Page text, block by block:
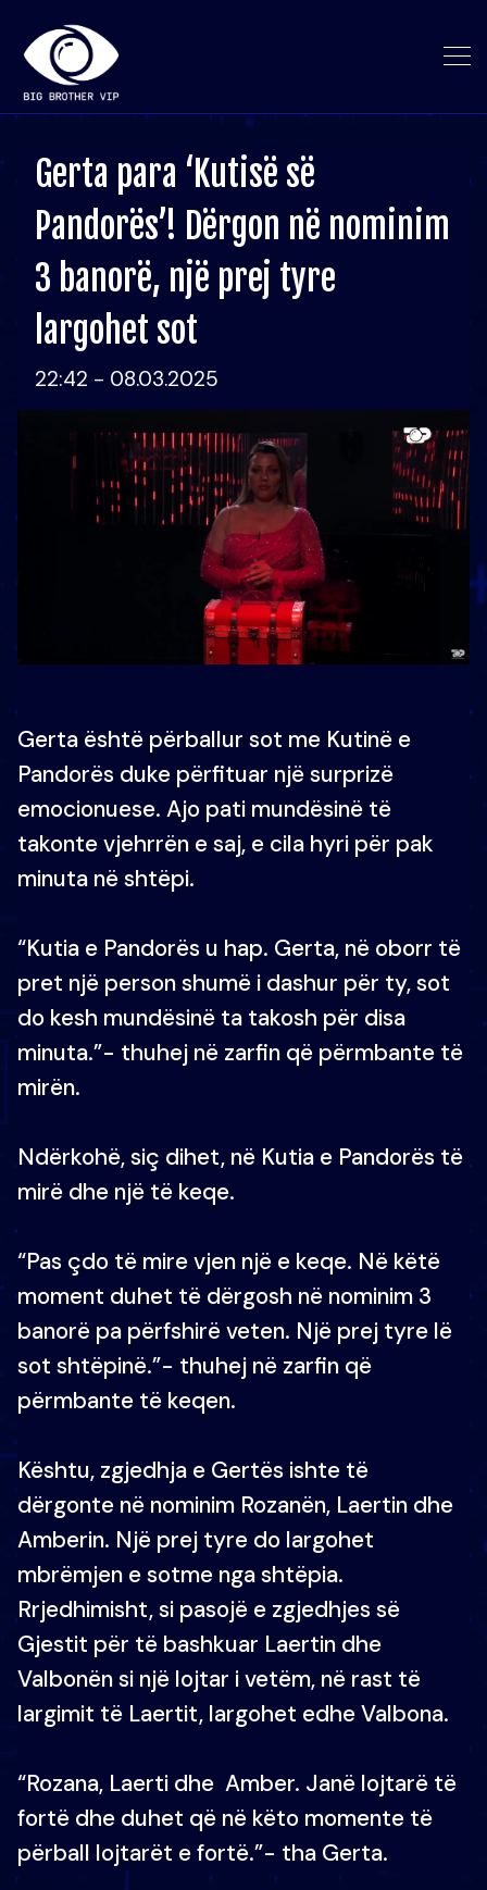
Gerta para ‘Kutisë së
Pandorës’! Dërgon në nominim
3 banorë, një prej tyre
largohet sot
22:42 - 08.03.2025
Gerta është përballur sot me Kutinë e
Pandorës duke përfituar një surprizë
emocionuese. Ajo pati mundësinë të
takonte vjehrrën e saj, e cila hyri për pak
minuta në shtëpi.
“Kutia e Pandorës u hap. Gerta, në oborr të
pret një person shumë i dashur për ty, sot
do kesh mundësinë ta takosh për disa
minuta.”- thuhej në zarfin që përmbante të
mirën.
Ndërkohë, siç dihet, në Kutia e Pandorës të
mirë dhe një të keqe.
“Pas çdo të mire vjen një e keqe. Në këtë
moment duhet të dërgosh në nominim 3
banorë pa përfshirë veten. Një prej tyre lë
sot shtëpinë.”- thuhej në zarfin që
përmbante të keqen.
Kështu, zgjedhja e Gertës ishte të
dërgonte në nominim Rozanën, Laertin dhe
Amberin. Një prej tyre do largohet
mbrëmjen e sotme nga shtëpia.
Rrjedhimisht, si pasojë e zgjedhjes së
Gjestit për të bashkuar Laertin dhe
Valbonën si një lojtar i vetëm, në rast të
largimit të Laertit, largohet edhe Valbona.
“Rozana, Laerti dhe Amber. Janë lojtarë të
fortë dhe duhet që në këto momente të
përball lojtarët e fortë.”- tha Gerta.